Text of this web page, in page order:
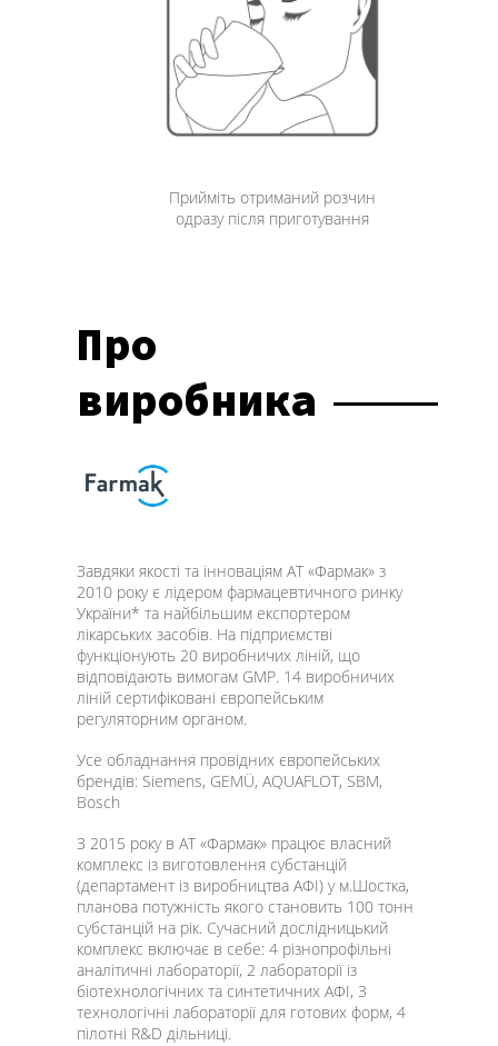
Прийміть отриманий розчин
одразу після приготування
Про
виробника
Завдяки якості та інноваціям АТ «Фармак» з
2010 року є лідером фармацевтичного ринку
України* та найбільшим експортером
лікарських засобів. На підприємстві
функціонують 20 виробничих ліній, що
відповідають вимогам GMP. 14 виробничих
ліній сертифіковані європейським
регуляторним органом.
Усе обладнання провідних європейських
брендів: Siеmens, GEMÜ, AQUAFLOT, SBM,
Bosch
З 2015 року в АТ «Фармак» працює власний
комплекс із виготовлення субстанцій
(департамент із виробництва АФІ) у м.Шостка,
планова потужність якого становить 100 тонн
субстанцій на рік. Сучасний дослідницький
комплекс включає в себе: 4 різнопрофільні
аналітичні лабораторії, 2 лабораторії із
біотехнологічних та синтетичних АФІ, 3
технологічні лабораторії для готових форм, 4
пілотні R&D дільниці.